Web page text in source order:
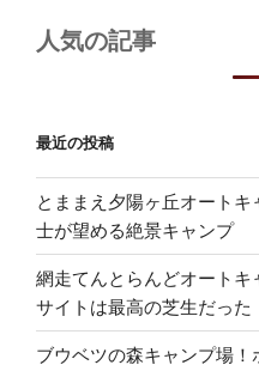
人気の記事
最近の投稿
とままえ夕陽ヶ丘オート
士が望める絶景キャンプ
網走てんとらんどオート
サイトは最高の芝生だった
ブウベツの森キャンプ場